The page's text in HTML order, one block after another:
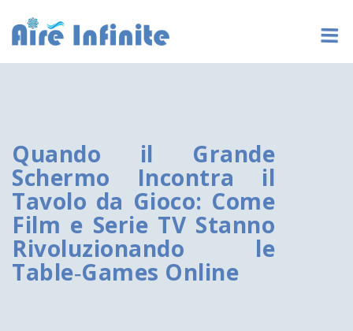
Quando il Grande
Schermo Incontra il
Tavolo da Gioco: Come
Film e Serie TV Stanno
Rivoluzionando le
Table‑Games Online